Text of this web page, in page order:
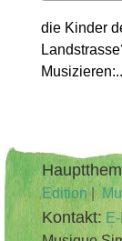
die Kinder
Edition|
Kontakt: